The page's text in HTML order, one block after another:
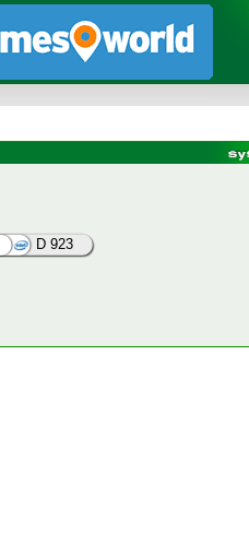
D 923